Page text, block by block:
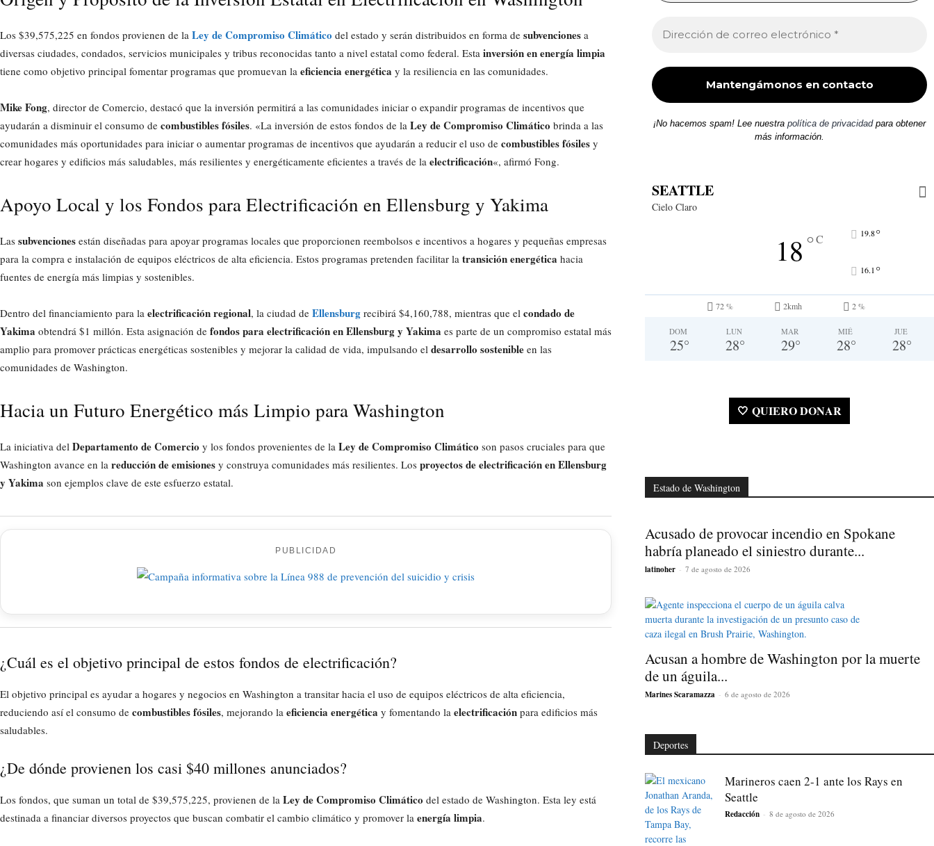
Los $39,575,225 en fondos provienen de la Ley de Compromiso Climático del estado y serán distribuidos en forma de subvenciones a
diversas ciudades, condados, servicios municipales y tribus reconocidas tanto a nivel estatal como federal. Esta inversión en energía limpia
tiene como objetivo principal fomentar programas que promuevan la eficiencia energética y la resiliencia en las comunidades.
Mike Fong, director de Comercio, destacó que la inversión permitirá a las comunidades iniciar o expandir programas de incentivos que
ayudarán a disminuir el consumo de combustibles fósiles. «La inversión de estos fondos de la Ley de Compromiso Climático brinda a las
comunidades más oportunidades para iniciar o aumentar programas de incentivos que ayudarán a reducir el uso de combustibles fósiles y
crear hogares y edificios más saludables, más resilientes y energéticamente eficientes a través de la electrificación«, afirmó Fong.
Apoyo Local y los Fondos para Electrificación en Ellensburg y Yakima
Las subvenciones están diseñadas para apoyar programas locales que proporcionen reembolsos e incentivos a hogares y pequeñas empresas
para la compra e instalación de equipos eléctricos de alta eficiencia. Estos programas pretenden facilitar la transición energética hacia
fuentes de energía más limpias y sostenibles.
Dentro del financiamiento para la electrificación regional, la ciudad de Ellensburg recibirá $4,160,788, mientras que el condado de
Yakima obtendrá $1 millón. Esta asignación de fondos para electrificación en Ellensburg y Yakima es parte de un compromiso estatal más
amplio para promover prácticas energéticas sostenibles y mejorar la calidad de vida, impulsando el desarrollo sostenible en las
comunidades de Washington.
Hacia un Futuro Energético más Limpio para Washington
La iniciativa del Departamento de Comercio y los fondos provenientes de la Ley de Compromiso Climático son pasos cruciales para que
Washington avance en la reducción de emisiones y construya comunidades más resilientes. Los proyectos de electrificación en Ellensburg
y Yakima son ejemplos clave de este esfuerzo estatal.
PUBLICIDAD
¿Cuál es el objetivo principal de estos fondos de electrificación?
El objetivo principal es ayudar a hogares y negocios en Washington a transitar hacia el uso de equipos eléctricos de alta eficiencia,
reduciendo así el consumo de combustibles fósiles, mejorando la eficiencia energética y fomentando la electrificación para edificios más
saludables.
¿De dónde provienen los casi $40 millones anunciados?
Los fondos, que suman un total de $39,575,225, provienen de la Ley de Compromiso Climático del estado de Washington. Esta ley está
destinada a financiar diversos proyectos que buscan combatir el cambio climático y promover la energía limpia.
¡No hacemos spam! Lee nuestra política de privacidadpara obtener
más información.
SEATTLE
Cielo Claro
18°C 19.8°
16.1°
72 % 2kmh 2 %
DOM
25°
LUN
28°
MAR
29°
MIÉ
28°
JUE
28°
🤍 QUIERO DONAR
Estado de Washington
Acusado de provocar incendio en Spokane
habría planeado el siniestro durante...
latinoher - 7 de agosto de 2026
Acusan a hombre de Washington por la muerte
de un águila...
Marines Scaramazza - 6 de agosto de 2026
Deportes
Marineros caen 2-1 ante los Rays en
Seattle
Redacción - 8 de agosto de 2026